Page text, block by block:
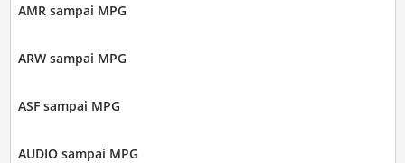
AMR sampai MPG
ARW sampai MPG
ASF sampai MPG
AUDIO sampai MPG